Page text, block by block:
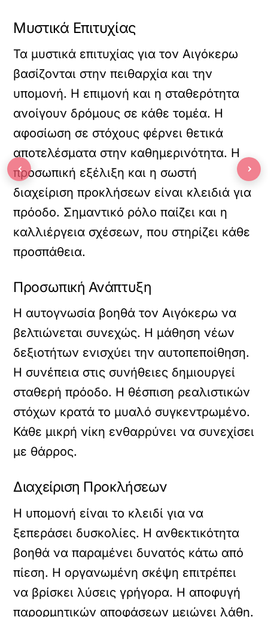
Μυστικά Επιτυχίας
Τα μυστικά επιτυχίας για τον Αιγόκερω
βασίζονται στην πειθαρχία και την
υπομονή. Η επιμονή και η σταθερότητα
ανοίγουν δρόμους σε κάθε τομέα. Η
αφοσίωση σε στόχους φέρνει θετικά
αποτελέσματα στην καθημερινότητα. Η
προσωπική εξέλιξη και η σωστή
διαχείριση προκλήσεων είναι κλειδιά για
πρόοδο. Σημαντικό ρόλο παίζει και η
καλλιέργεια σχέσεων, που στηρίζει κάθε
προσπάθεια.
Προσωπική Ανάπτυξη
Η αυτογνωσία βοηθά τον Αιγόκερω να
βελτιώνεται συνεχώς. Η μάθηση νέων
δεξιοτήτων ενισχύει την αυτοπεποίθηση.
Η συνέπεια στις συνήθειες δημιουργεί
σταθερή πρόοδο. Η θέσπιση ρεαλιστικών
στόχων κρατά το μυαλό συγκεντρωμένο.
Κάθε μικρή νίκη ενθαρρύνει να συνεχίσει
με θάρρος.
Διαχείριση Προκλήσεων
Η υπομονή είναι το κλειδί για να
ξεπεράσει δυσκολίες. Η ανθεκτικότητα
βοηθά να παραμένει δυνατός κάτω από
πίεση. Η οργανωμένη σκέψη επιτρέπει
να βρίσκει λύσεις γρήγορα. Η αποφυγή
παρορμητικών αποφάσεων μειώνει λάθη.
‹ ›